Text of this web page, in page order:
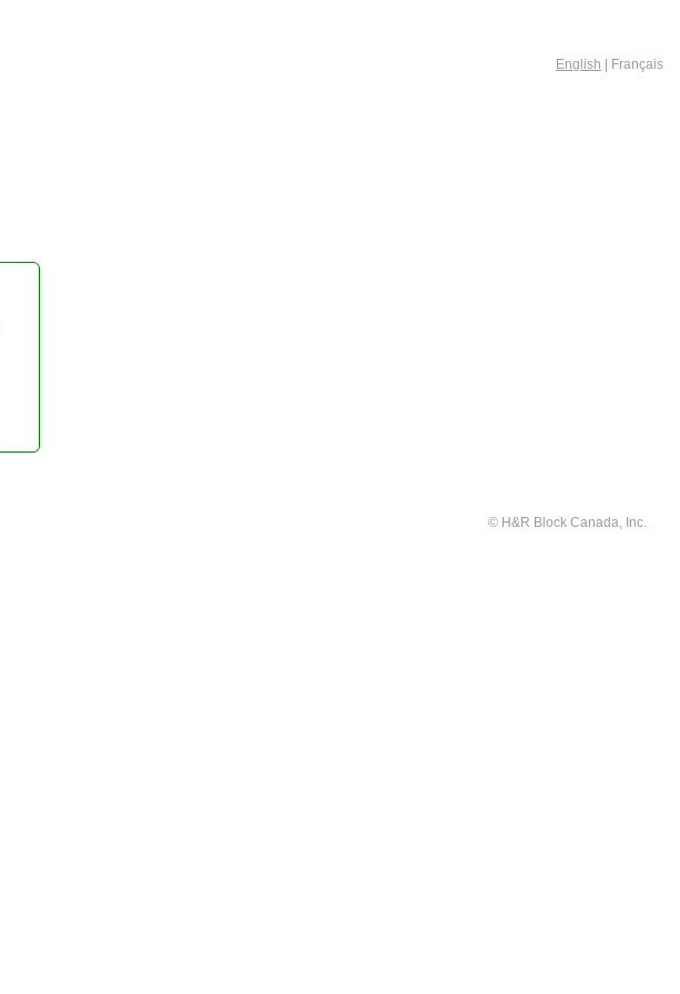
English | Français
© H&R Block Canada, Inc.